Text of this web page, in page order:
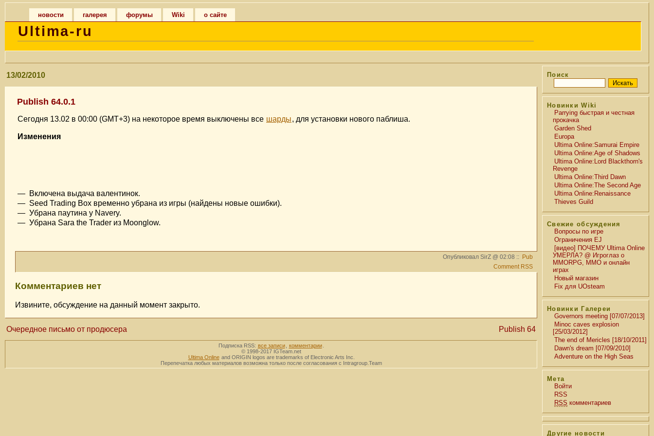
новости галерея форумы Wiki о сайте
Ultima-ru
Поиск
Новинки Wiki
Parrying быстрая и честная
прокачка
Garden Shed
Europa
Ultima Online:Samurai Empire
Ultima Online:Age of Shadows
Ultima Online:Lord Blackthorn's
Revenge
Ultima Online:Third Dawn
Ultima Online:The Second Age
Ultima Online:Renaissance
Thieves Guild
Свежие обсуждения
Вопросы по игре
Ограничения EJ
[видео] ПОЧЕМУ Ultima Online
УМЕРЛА? @ Игроглаз о
MMORPG, MMO и онлайн
играх
Новый магазин
Fix для UOsteam
Новинки Галереи
Governors meeting [07/07/2013]
Minoc caves explosion
[25/03/2012]
The end of Mericles [18/10/2011]
Dawn's dream [07/09/2010]
Adventure on the High Seas
Мета
Войти
RSS
RSS комментариев
Другие новости
13/02/2010
Publish 64.0.1
Сегодня 13.02 в 00:00 (GMT+3) на некоторое время выключены все шарды, для установки нового паблиша.
Изменения
— Включена выдача валентинок.
— Seed Trading Box временно убрана из игры (найдены новые ошибки).
— Убрана паутина у Navery.
— Убрана Sara the Trader из Moonglow.
Опубликовал SirZ @ 02:08 :: Pub
Comment RSS
Комментариев нет
Извините, обсуждение на данный момент закрыто.
Publish 64
Очередное письмо от продюсера
Подписка RSS: все записи комментарии
© 1998-2017 IGTeam.net
Ultima Online and ORIGIN logos are trademarks of Electronic Arts Inc.
Перепечатка любых материалов возможна только после согласования с Intragroup.Team